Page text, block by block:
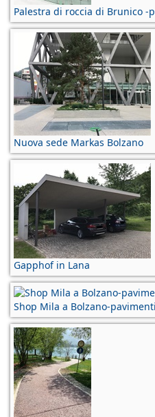
Palestra di roccia di Brunico -
Nuova sede Markas Bolzano
Gapphof in Lana
Shop Mila a Bolzano-